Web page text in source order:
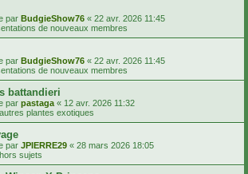
par BudgieShow76 « 22 avr. 2026 11:45
de nouveaux membres
par BudgieShow76 « 22 avr. 2026 11:45
de nouveaux membres
battandieri
par pastaga « 12 avr. 2026 11:32
plantes exotiques
par JPIERRE29 « 28 mars 2026 18:05
sujets